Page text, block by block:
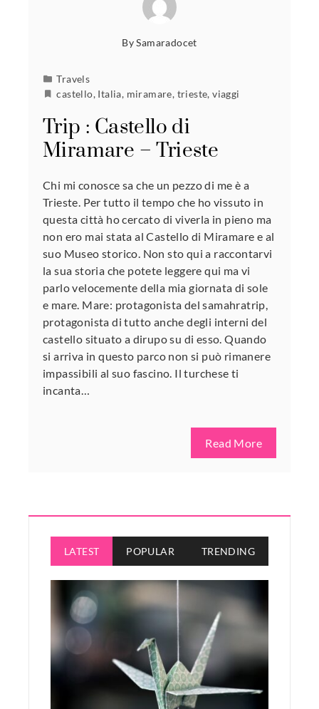
BySamaradocet
Travels
castello, Italia, miramare, trieste,viaggi
Trip : Castello di
Miramare – Trieste
Chi mi conosce sa che un pezzo di me è a
Trieste. Per tutto il tempo che ho vissuto in
questa città ho cercato di viverla in pieno ma
non ero mai stata al Castello di Miramare e al
suo Museo storico. Non sto qui a raccontarvi
la sua storia che potete leggere qui ma vi
parlo velocemente della mia giornata di sole
e mare. Mare: protagonista del samahratrip,
protagonista di tutto anche degli interni del
castello situato a dirupo su di esso. Quando
si arriva in questo parco non si può rimanere
impassibili al suo fascino. Il turchese ti
incanta…
Read More
LATEST POPULAR TRENDING